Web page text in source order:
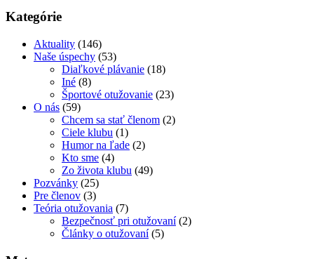
Kategórie
Aktuality (146)
Naše úspechy (53)
Diaľkové plávanie (18)
Iné (8)
Športové otužovanie (23)
O nás (59)
Chcem sa stať členom (2)
Ciele klubu (1)
Humor na ľade (2)
Kto sme (4)
Zo života klubu (49)
Pozvánky (25)
Pre členov (3)
Teória otužovania (7)
Bezpečnosť pri otužovaní(2)
Články o otužovaní(5)